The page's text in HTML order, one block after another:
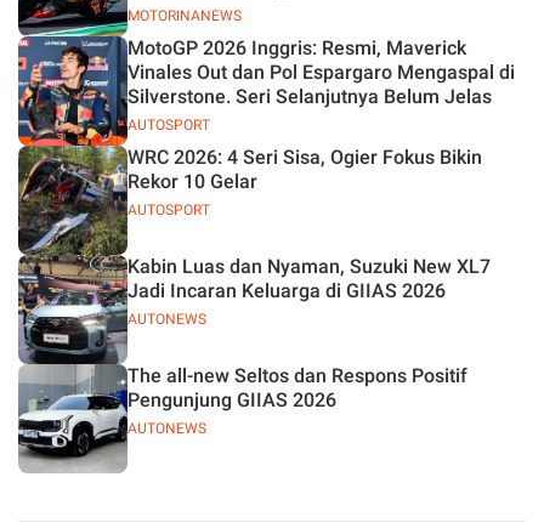
MOTORINANEWS
AUTOSPORT
MotoGP 2026 Inggris: Resmi, Maverick
Vinales Out dan Pol Espargaro Mengaspal di
Silverstone. Seri Selanjutnya Belum Jelas
AUTOSPORT
WRC 2026: 4 Seri Sisa, Ogier Fokus Bikin
Rekor 10 Gelar
AUTONEWS
Kabin Luas dan Nyaman, Suzuki New XL7
Jadi Incaran Keluarga di GIIAS 2026
AUTONEWS
The all-new Seltos dan Respons Positif
Pengunjung GIIAS 2026